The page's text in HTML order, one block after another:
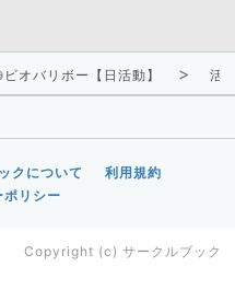
オバリボー【日活動】 活
クについて
利用規約
ポリシー
Copyright (c) サークルブック